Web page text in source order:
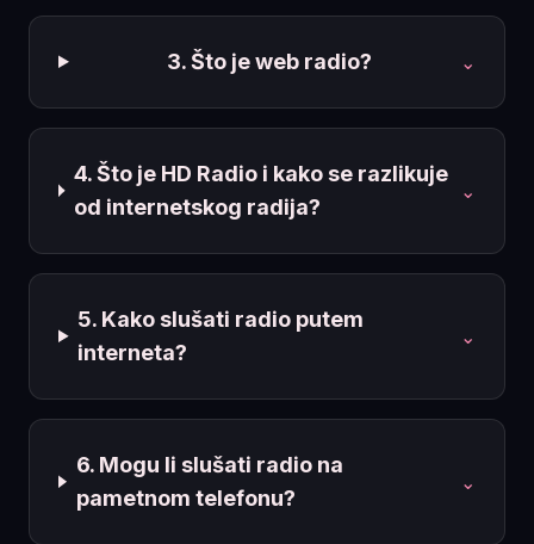
3. Što je web radio? ⌄
4. Što je HD Radio i kako se razlikuje
od internetskog radija?
⌄
5. Kako slušati radio putem
interneta?
⌄
6. Mogu li slušati radio na
pametnom telefonu?
⌄